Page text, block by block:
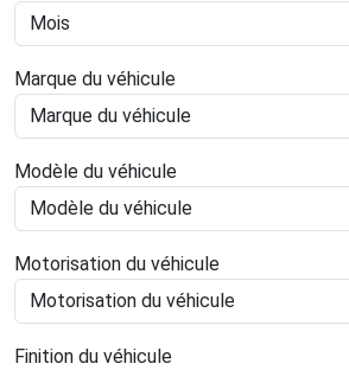
Marque du véhicule
Modèle du véhicule
Motorisation du véhicule
Finition du véhicule